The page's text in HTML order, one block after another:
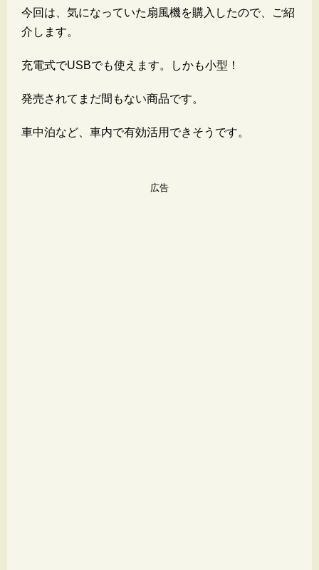
今回は、気になっていた扇風機を購入したので、ご紹
介します。
充電式でUSBでも使えます。しかも小型！
発売されてまだ間もない商品です。
車中泊など、車内で有効活用できそうです。
広告